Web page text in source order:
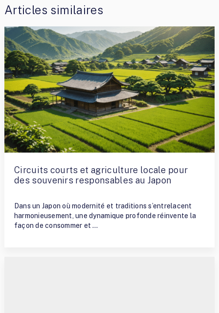
Articles similaires
Circuits courts et agriculture locale pour
des souvenirs responsables au Japon
Dans un Japon où modernité et traditions s’entrelacent
harmonieusement, une dynamique profonde réinvente la
façon de consommer et …